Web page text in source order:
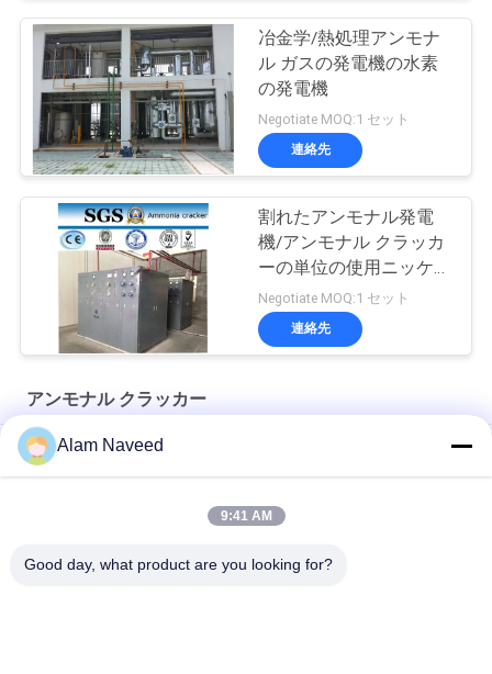
シ
冶金学/熱処理アンモナ
ル ガスの発電機の水素
の発電機
Negotiate MOQ:1 セット
連絡先
割れたアンモナル発電
機/アンモナル クラッカ
ーの単位の使用ニッケル
の触媒
Negotiate MOQ:1 セット
連絡先
アンモナル クラッカー
アモニアクレイカー工場 水素生産,ガラス浮動ライン,鉄鋼産業
Alam Naveed
9:41 AM
Good day, what product are you looking for?